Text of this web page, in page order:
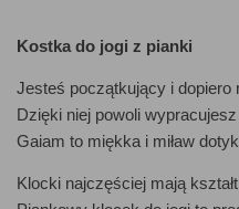
Kostka do jogi z pianki
Jesteś początkujący i dopiero
Dzięki niej powoli
Gaiam to miękka i miław
Klocki najczęściej mają